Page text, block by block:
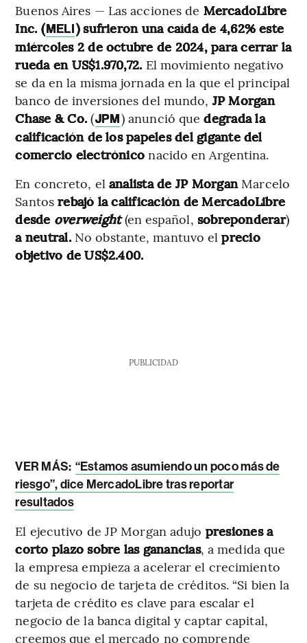
Buenos Aires — Las acciones de MercadoLibre
Inc. (MELI) sufrieron una caída de 4,62% este
miércoles 2 de octubre de 2024, para cerrar la
rueda en US$1.970,72. El movimiento negativo
se da en la misma jornada en la que el principal
banco de inversiones del mundo, JP Morgan
Chase & Co. (JPM) anunció quedegrada la
calificación de los papeles del gigante del
comercio electróniconacido en Argentina.
En concreto, el analista de JP Morgan Marcelo
Santosrebajó la calificación de MercadoLibre
desde overweight (en español, sobreponderar)
a neutral. No obstante, mantuvo elprecio
objetivo de US$2.400.
PUBLICIDAD
VER MÁS: “Estamos asumiendo un poco más de
riesgo”, dice MercadoLibre tras reportar
resultados
El ejecutivo de JP Morgan adujo presiones a
corto plazo sobre las ganancias, a medida que
la empresa empieza a acelerar el crecimiento
de su negocio de tarjeta de créditos. “Si bien la
tarjeta de crédito es clave para escalar el
negocio de la banca digital y captar capital,
creemos que el mercado no comprende